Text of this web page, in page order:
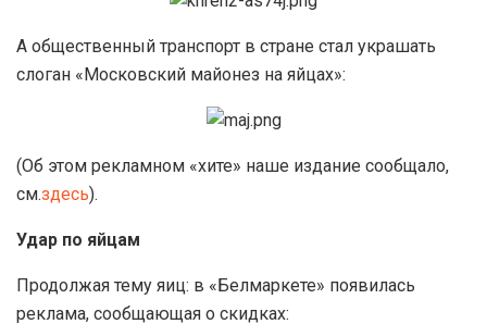
А общественный транспорт в стране стал украшать
слоган «Московский майонез на яйцах»:
(Об этом рекламном «хите» наше издание сообщало,
см.здесь).
Удар по яйцам
Продолжая тему яиц: в «Белмаркете» появилась
реклама, сообщающая о скидках: